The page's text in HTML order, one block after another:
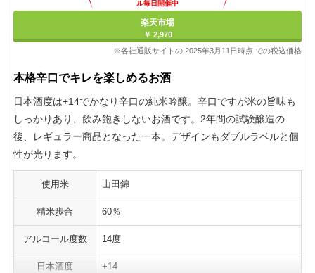
ル毎日開催中
楽天市場
￥ 2,970
※各社通販サイトの 2025年3月11日時点 での税込価格
本格辛口でキレを楽しめるお酒
日本酒度は+14でかなり辛口の純米吟醸。辛口ですが米の旨味も
しっかりあり、飲み飽きしないお酒です。2年間の試験醸造の
後、レギュラー商品となった一本。デザインもダブルラベルと個
性が光ります。
使用米 山田錦
精米歩合 60％
アルコール度数 14度
日本酒度 +14